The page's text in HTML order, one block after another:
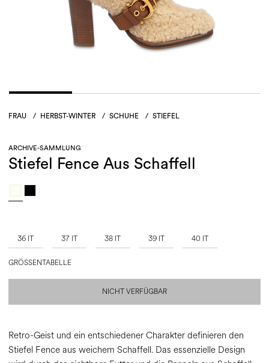
FRAU / HERBST-WINTER / SCHUHE / STIEFEL
ARCHIVE-SAMMLUNG
Stiefel Fence Aus Schaffell
36 IT 37 IT 38 IT 39 IT 40 IT
GRÖSSENTABELLE
NICHT VERFÜGBAR
Retro-Geist und ein entschiedener Charakter definieren den
Stiefel Fence aus weichem Schaffell. Das essenzielle Design